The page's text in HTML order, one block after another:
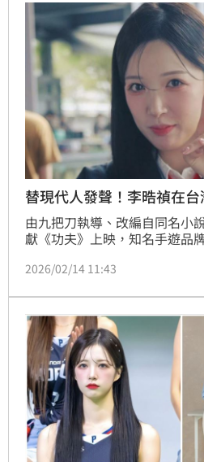
替現代人發聲！李晧禎在台
由九把刀執導、改編自同名小
獻《功夫》上映，知名手遊品
跨線上與線下推出一系列挑戰
到「釜山女神」李晧禎參演助
次」，令粉絲都興奮不已！記
2026/02/14 11:43